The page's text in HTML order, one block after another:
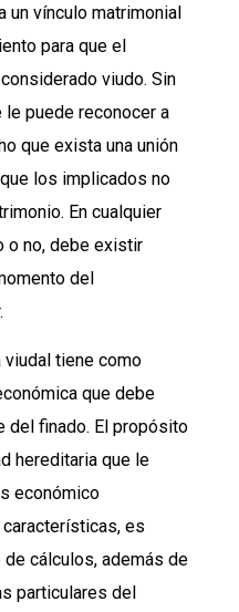
un vínculo matrimonial
para que el
viudo. Sin
le puede reconocer a
que exista una unión
los implicados no
En cualquier
o no, debe existir
del
viudal tiene como
que debe
del finado. El propósito
hereditaria que le
económico
es
cálculos, además de
particulares del